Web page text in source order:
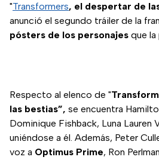
"Transformers, el despertar de
anunció el segundo tráiler de la
pósters de los personajes que la
Respecto al elenco de "
las bestias”, se encuentra
Dominique Fishback, Luna Lauren
uniéndose a él. Además, Peter
voz a Optimus Prime, Ron